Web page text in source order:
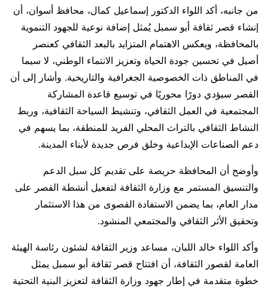
من جانبه، أكد اللواء الدكتور إسماعيل كمال، محافظ أسوان، أن
إنشاء قصر ثقافة أبو سمبل يُمثل إضافة نوعية للجهود التنموية
بالمحافظة، ويعكس الاهتمام المتزايد بالبعد الثقافي كعنصر
أصيل في تحسين جودة الحياة وتعزيز الانتماء الوطني، لا سيما
في المناطق ذات الخصوصية الجغرافية والتاريخية. وأشار إلى أن
القصر سيؤدي دورًا محوريًا في توسيع قاعدة المشاركة
المجتمعية في العمل الثقافي، وتنشيط السياحة الثقافية، وربط
النشاط الثقافي بالتراث المحلي الفريد للمنطقة، بما يسهم في
دعم الصناعات الإبداعية وخلق فرص جديدة لأبناء المدينة.
وأوضح أن المحافظة حريصة على تقديم كل سبل الدعم
والتنسيق المستمر مع وزارة الثقافة لتفعيل أنشطة القصر على
مدار العام، بما يضمن الاستفادة القصوى من هذا الاستثمار
وتحقيق الأثر الثقافي والمجتمعي المنشود.
وأكد اللواء خالد اللبان، مساعد وزير الثقافة لشئون رئاسة الهيئة
العامة لقصور الثقافة، أن افتتاح قصر ثقافة أبو سمبل يمثل
خطوة متقدمة في إطار جهود وزارة الثقافة لتعزيز البنية التحتية